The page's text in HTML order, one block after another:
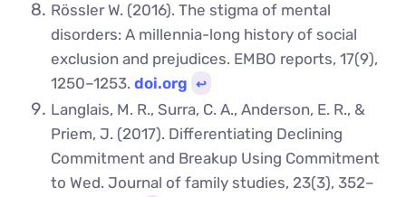
Rössler W. (2016). The stigma of mental
disorders: A millennia-long history of social
exclusion and prejudices. EMBO reports, 17(9),
1250–1253. doi.org ↩︎
Langlais, M. R., Surra, C. A., Anderson, E. R., &
Priem, J. (2017). Differentiating Declining
Commitment and Breakup Using Commitment
to Wed. Journal of family studies, 23(3), 352–